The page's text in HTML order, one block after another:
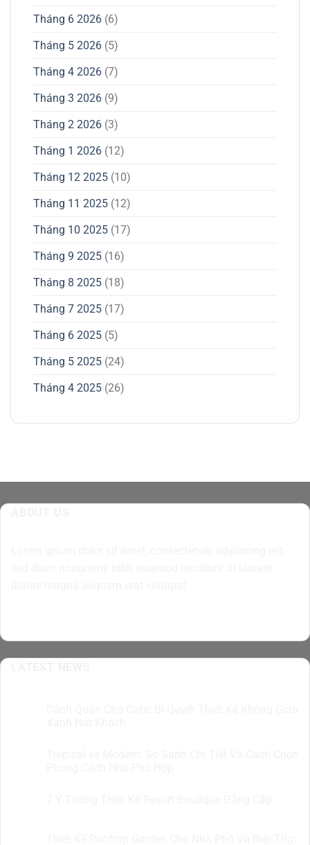
Tháng 6 2026 (6)
Tháng 5 2026 (5)
Tháng 4 2026 (7)
Tháng 3 2026 (9)
Tháng 2 2026 (3)
Tháng 1 2026 (12)
Tháng 12 2025 (10)
Tháng 11 2025 (12)
Tháng 10 2025 (17)
Tháng 9 2025 (16)
Tháng 8 2025 (18)
Tháng 7 2025 (17)
Tháng 6 2025 (5)
Tháng 5 2025 (24)
Tháng 4 2025 (26)